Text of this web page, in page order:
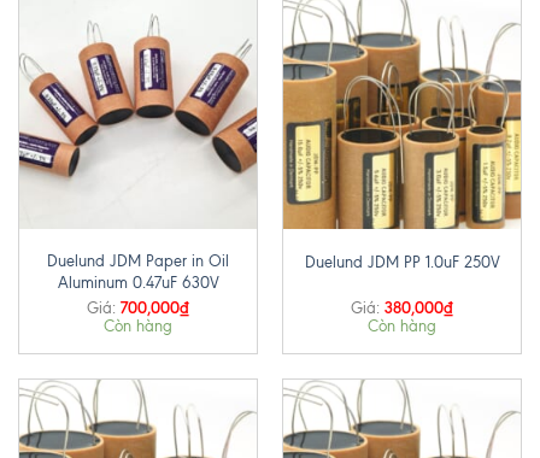
Duelund JDM Paper in Oil
Aluminum 0.47uF 630V
Giá: 700,000₫
Còn hàng
Duelund JDM PP 1.0uF 250V
Giá: 380,000₫
Còn hàng